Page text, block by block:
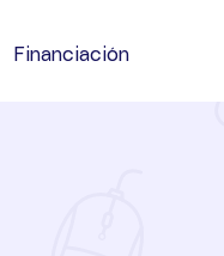
Financiación